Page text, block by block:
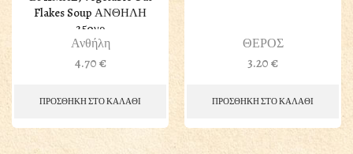
Flakes Soup ΑΝΘΗΛΗ
250γρ
Ανθήλη
4.70€
ΠΡΟΣΘΗΚΗ ΣΤΟ ΚΑΛΑΘΙ
ΘΕΡΟΣ
3.20€
ΠΡΟΣΘΗΚΗ ΣΤΟ ΚΑΛΑΘΙ